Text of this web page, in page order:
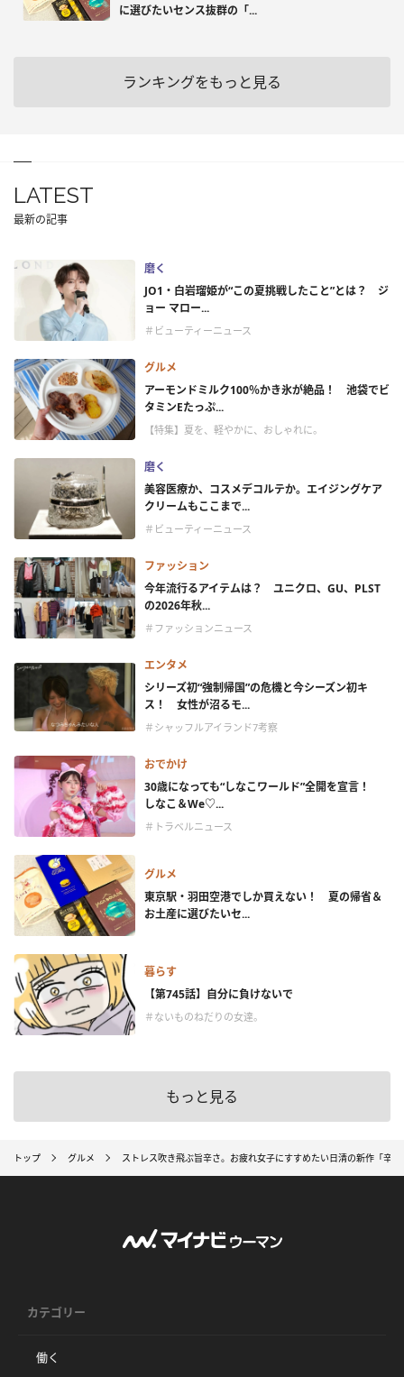
に選びたいセンス抜群の「...
ランキングをもっと見る
LATEST
最新の記事
磨く
JO1・白岩瑠姫が“この夏挑戦したこと”とは？ ジ
ョー マロー...
＃ビューティーニュース
グルメ
アーモンドミルク100％かき氷が絶品！ 池袋でビ
タミンEたっぷ...
【特集】夏を、軽やかに、おしゃれに。
磨く
美容医療か、コスメデコルテか。エイジングケア
クリームもここまで...
＃ビューティーニュース
ファッション
今年流行るアイテムは？ ユニクロ、GU、PLST
の2026年秋...
＃ファッションニュース
エンタメ
シリーズ初“強制帰国”の危機と今シーズン初キ
ス！ 女性が沼るモ...
＃シャッフルアイランド7考察
おでかけ
30歳になっても“しなこワールド”全開を宣言！
しなこ＆We♡...
＃トラベルニュース
グルメ
東京駅・羽田空港でしか買えない！ 夏の帰省＆
お土産に選びたいセ...
暮らす
【第745話】自分に負けないで
＃ないものねだりの女達。
もっと見る
トップ グルメ ストレス吹き飛ぶ旨辛さ。お疲れ女子にすすめたい日清の新作「辛ミ
カテゴリー
働く